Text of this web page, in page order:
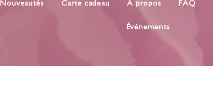
Nouveautés Carte cadeau À propos FAQ
Événements